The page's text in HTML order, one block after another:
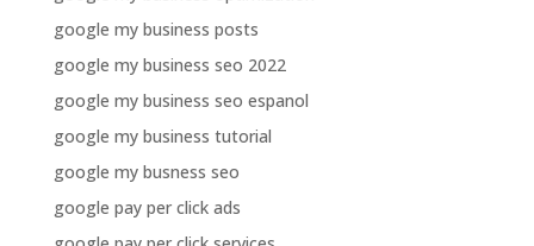
google my business posts
google my business seo 2022
google my business seo espanol
google my business tutorial
google my busness seo
google pay per click ads